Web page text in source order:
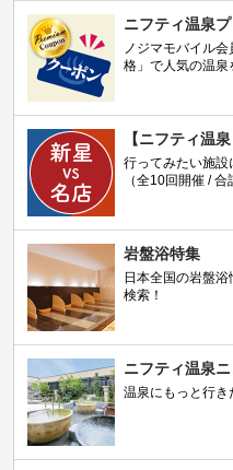
ニフティ温泉
ノジマモバイル
格」で人気の温泉
【ニフティ温
行ってみたい施設
（全10回開催 / 合
岩盤浴特集
日本全国の岩盤
検索！
ニフティ温泉
温泉にもっと行き